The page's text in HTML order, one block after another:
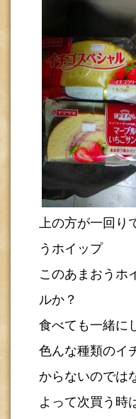
上の方が一回
うホイップ
このあまおうホ
ルか？
食べても一緒に
色んな種類のイ
からないのでは
よって次買う時